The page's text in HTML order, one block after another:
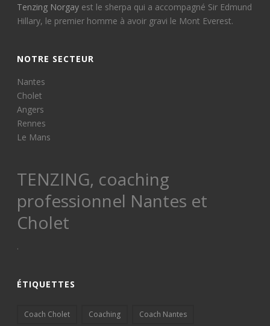
Tenzing Norgay est le sherpa qui a accompagné Sir Edmund
Hillary, le premier homme à avoir gravi le Mont Everest.
NOTRE SECTEUR
Nantes
Cholet
Angers
Rennes
Le Mans
TENZING, coaching
professionnel Nantes et
Cholet
.
ÉTIQUETTES
Coach Cholet Coaching Coach Nantes